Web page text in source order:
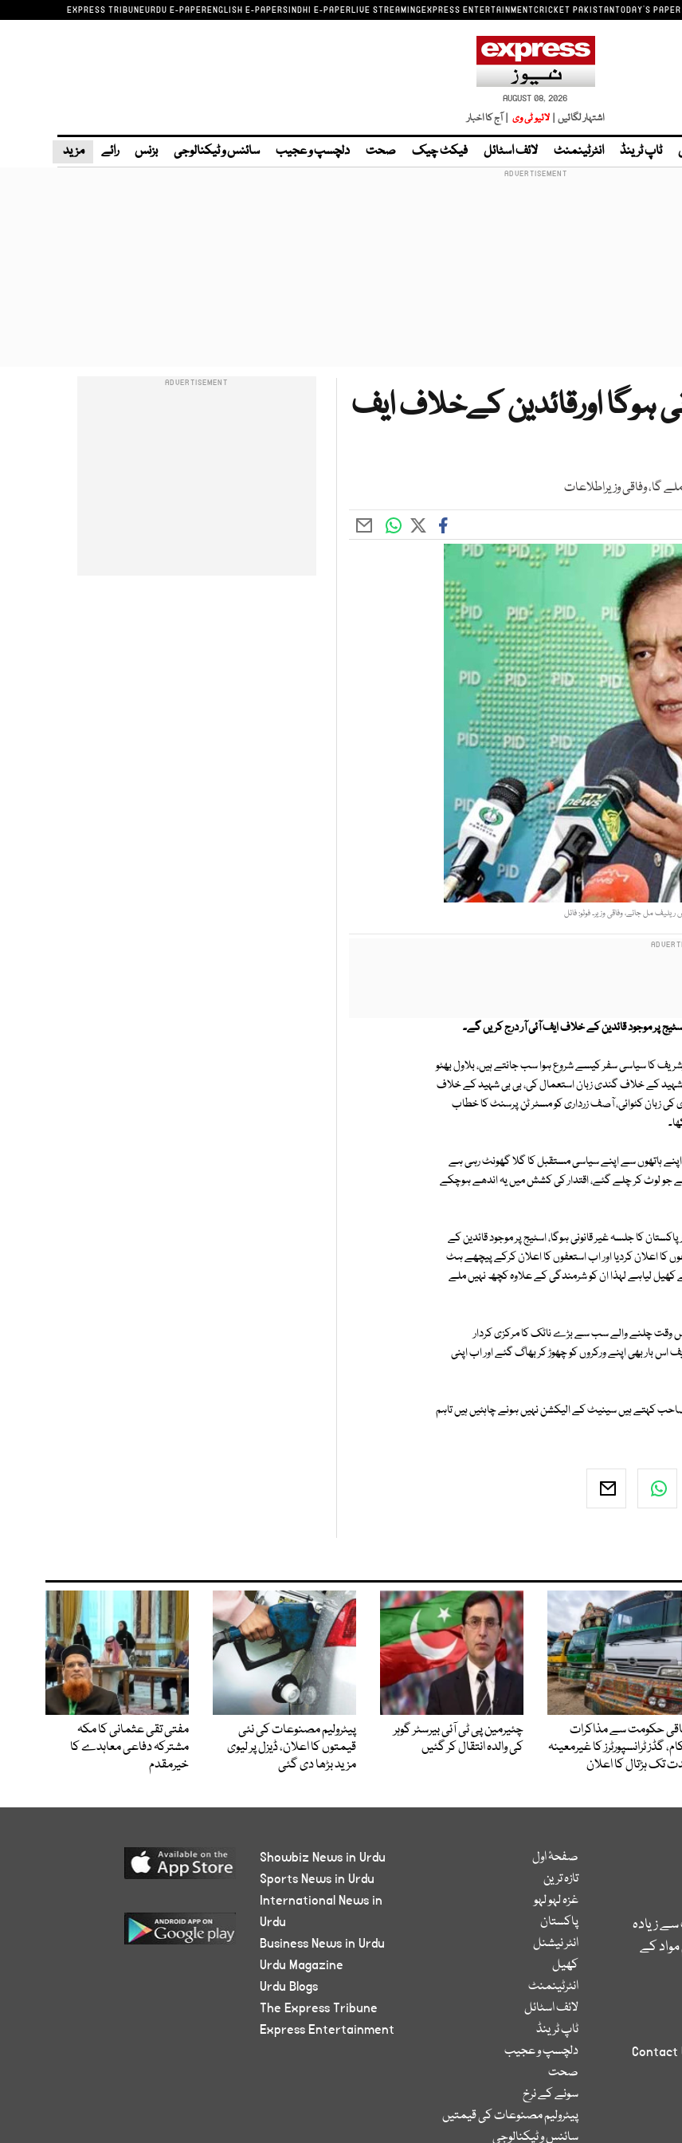
EXPRESS TRIBUNEURDU E-PAPERENGLISH E-PAPERSINDHI E-PAPERLIVE STREAMINGEXPRESS ENTERTAINMENTCRICKET PAKISTANTODAY'S PAPER
AUGUST 08, 2026
اشتہار لگائیں | لائیو ٹی وی | آج کا اخبار
ٹاپ ٹرینڈ انٹرٹینمنٹ لائف اسٹائل فیکٹ چیک صحت دلچسپ و عجیب سائنس و ٹیکنالوجی بزنس رائے مزید
ہوگا اورقائدین کےخلاف ایف
گا، وفاقی وزیراطلاعات
پر موجود قائدین کے خلاف ایف آئی آر درج کریں گے۔
کا سیاسی سفر کیسے شروع ہوا سب جانتے ہیں، بلاول بھٹو
شہید کے خلاف گندی زبان استعمال کی، بی بی شہید کے خلاف
زبان کٹوائی، آصف زرداری کو مسٹر ٹن پرسنٹ کا خطاب
اپنے ہاتھوں سے اپنے سیاسی مستقبل کا گلا گھونٹ رہی ہے
جو لوٹ کر چلے گئے، اقتدار کی کشش میں یہ اندھے ہوچکے
کا جلسہ غیر قانونی ہوگا، اسٹیج پر موجود قائدین کے
کا اعلان کردیا اور اب استعفوں کا اعلان کرکے پیچھے ہٹ
کھیل لیاہے لہذا ان کو شرمندگی کے علاوہ کچھ نہیں ملے
اس وقت چلنے والے سب سے بڑے ناٹک کا مرکزی کردار
بار بھی اپنے ورکروں کو چھوڑ کر بھاگ گئے اور اب اپنی
مولانا صاحب کہتے ہیں سینیٹ کے الیکشن نہیں ہونے چاہئیں ہیں تاہم
حکومت سے مذاکرات
گڈز ٹرانسپورٹرز کا غیرمعینہ
تک ہڑتال کا اعلان
چئیرمین پی ٹی آئی بیرسٹر گوہر
کی والدہ انتقال کر گئیں
پیٹرولیم مصنوعات کی نئی
قیمتوں کا اعلان، ڈیزل پر لیوی
مزید بڑھا دی گئی
مفتی تقی عثمانی کا مکہ
مشترکہ دفاعی معاہدے کا
خیرمقدم
زیادہ
کے
Contact
صفحۂ اول
تازہ ترین
غزہ لہو لہو
پاکستان
انٹر نیشنل
کھیل
انٹرٹینمنٹ
لائف اسٹائل
ٹاپ ٹرینڈ
دلچسپ و عجیب
صحت
سونے کے نرخ
پیٹرولیم مصنوعات کی قیمتیں
سائنس و ٹیکنالوجی
Showbiz News in Urdu
Sports News in Urdu
International News in
Urdu
Business News in Urdu
Urdu Magazine
Urdu Blogs
The Express Tribune
Express Entertainment